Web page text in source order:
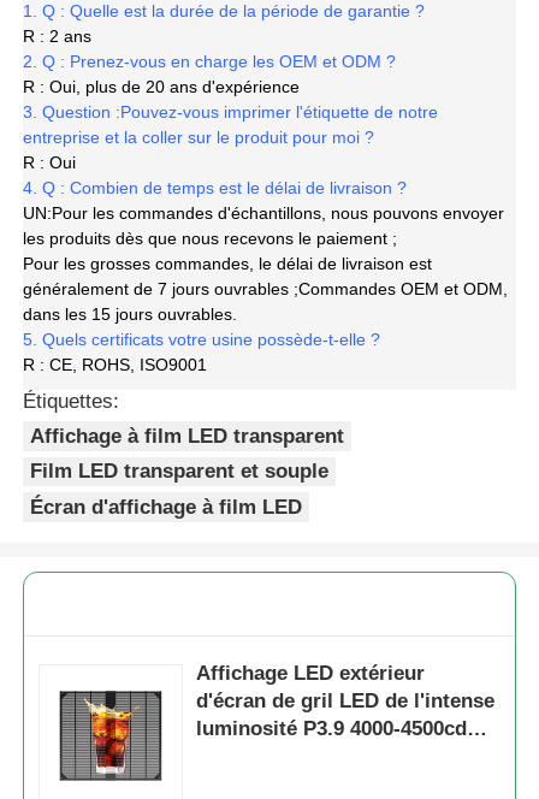
1. Q : Quelle est la durée de la période de garantie ?
R : 2 ans
2. Q : Prenez-vous en charge les OEM et ODM ?
R : Oui, plus de 20 ans d'expérience
3. Question :Pouvez-vous imprimer l'étiquette de notre
entreprise et la coller sur le produit pour moi ?
R : Oui
4. Q : Combien de temps est le délai de livraison ?
UN:Pour les commandes d'échantillons, nous pouvons envoyer
les produits dès que nous recevons le paiement ;
Pour les grosses commandes, le délai de livraison est
généralement de 7 jours ouvrables ;Commandes OEM et ODM,
dans les 15 jours ouvrables.
5. Quels certificats votre usine possède-t-elle ?
R : CE, ROHS, ISO9001
Étiquettes:
Affichage à film LED transparent
Film LED transparent et souple
Écran d'affichage à film LED
Affichage LED extérieur
d'écran de gril LED de l'intense
luminosité P3.9 4000-4500cd